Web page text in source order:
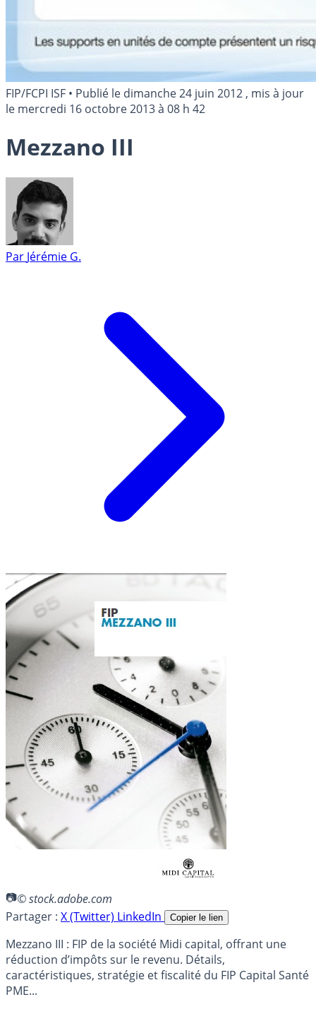
FIP/FCPI ISF • Publié le dimanche 24 juin 2012 , mis à jour
le mercredi 16 octobre 2013 à 08 h 42
Mezzano III
Par Jérémie G.
© stock.adobe.com
Partager : X (Twitter) LinkedIn Copier le lien
Mezzano III : FIP de la société Midi capital, offrant une
réduction d’impôts sur le revenu. Détails,
caractéristiques, stratégie et fiscalité du FIP Capital Santé
PME...